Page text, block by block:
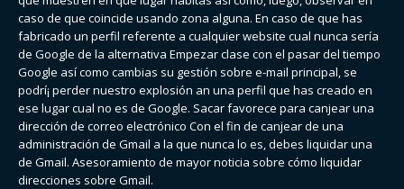
caso de que coincide usando zona alguna. En caso de que has
fabricado un perfil referente a cualquier website cual nunca serí­a
de Google de la alternativa Empezar clase con el pasar del tiempo
Google así­ como cambias su gestión sobre e-mail principal, se
podrí¡ perder nuestro explosión an una perfil que has creado en
ese lugar cual no es de Google. Sacar favorece para canjear una
dirección de correo electrónico Con el fin de canjear de una
administración de Gmail a la que nunca lo es, debes liquidar una
de Gmail. Asesoramiento de mayor noticia sobre cómo liquidar
direcciones sobre Gmail.